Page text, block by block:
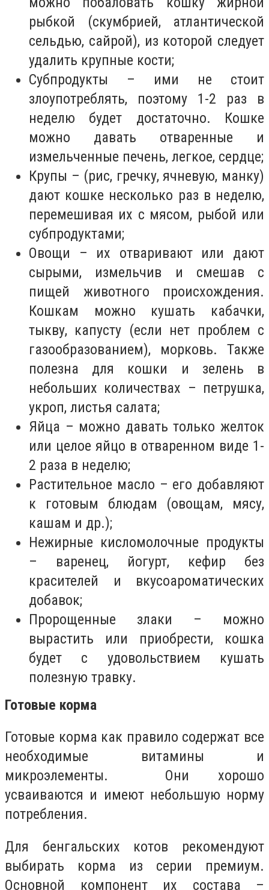
рыбкой (скумбрией, атлантической
сельдью, сайрой), из которой следует
удалить крупные кости;
Субпродукты – ими не стоит
злоупотреблять, поэтому 1-2 раз в
неделю будет достаточно. Кошке
можно давать отваренные и
измельченные печень, легкое, сердце;
Крупы – (рис, гречку, ячневую, манку)
дают кошке несколько раз в неделю,
перемешивая их с мясом, рыбой или
субпродуктами;
Овощи – их отваривают или дают
сырыми, измельчив и смешав с
пищей животного происхождения.
Кошкам можно кушать кабачки,
тыкву, капусту (если нет проблем с
газообразованием), морковь. Также
полезна для кошки и зелень в
небольших количествах – петрушка,
укроп, листья салата;
Яйца – можно давать только желток
или целое яйцо в отваренном виде 1-
2 раза в неделю;
Растительное масло – его добавляют
к готовым блюдам (овощам, мясу,
кашам и др.);
Нежирные кисломолочные продукты
– варенец, йогурт, кефир без
красителей и вкусоароматических
добавок;
Пророщенные злаки – можно
вырастить или приобрести, кошка
будет с удовольствием кушать
полезную травку.
Готовые корма
Готовые корма как правило содержат все
необходимые витамины и
микроэлементы. Они хорошо
усваиваются и имеют небольшую норму
потребления.
Для бенгальских котов рекомендуют
выбирать корма из серии премиум.
Основной компонент их состава –